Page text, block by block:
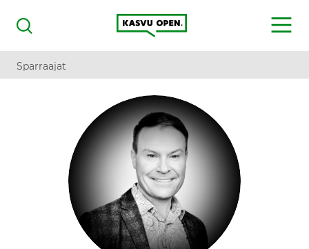
Haku
Kasvu Open
MENU
Sparraajat